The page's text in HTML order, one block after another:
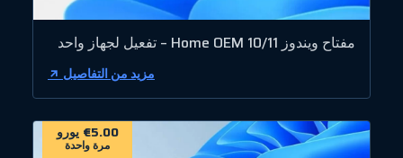
مفتاح ويندوز 10/11 Home OEM – تفعيل لجهاز واحد
مزيد من التفاصيل
€5.00 يورو
مرة واحدة